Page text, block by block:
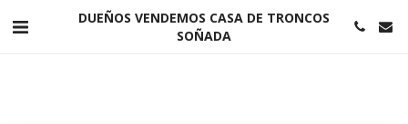
DUEÑOS VENDEMOS CASA DE TRONCOS
SOÑADA